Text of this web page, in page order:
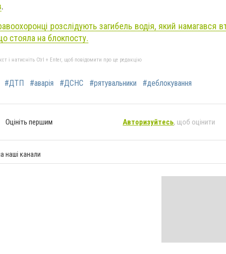
.
розслідують загибель водія, який намагався
стояла на блокпосту.
і натисніть Ctrl + Enter, щоб повідомити про це редакцію
#ДТП #аварія #ДСНС #рятувальники #деблокування
Оцініть першим Авторизуйтесь, щоб оцінити
наші канали